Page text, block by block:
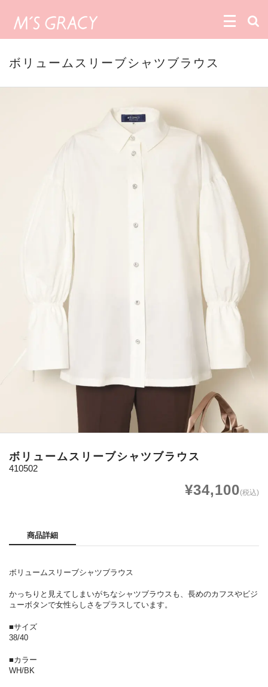
ボリュームスリーブシャツブラウス
ボリュームスリーブシャツブラウス
410502
¥34,100(税込)
商品詳細
ボリュームスリーブシャツブラウス
かっちりと見えてしまいがちなシャツブラウスも、長めのカフスやビジ
ューボタンで女性らしさをプラスしています。
■サイズ
38/40
■カラー
WH/BK